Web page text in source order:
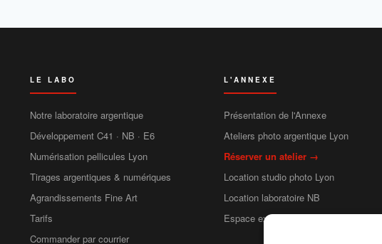
LE LABO
Notre laboratoire argentique
Développement C41 · NB · E6
Numérisation pellicules Lyon
Tirages argentiques & numériques
Agrandissements Fine Art
Tarifs
Commander par courrier
L'ANNEXE
Présentation de l'Annexe
Ateliers photo argentique Lyon
Réserver un atelier →
Location studio photo Lyon
Location laboratoire NB
Espace exposition